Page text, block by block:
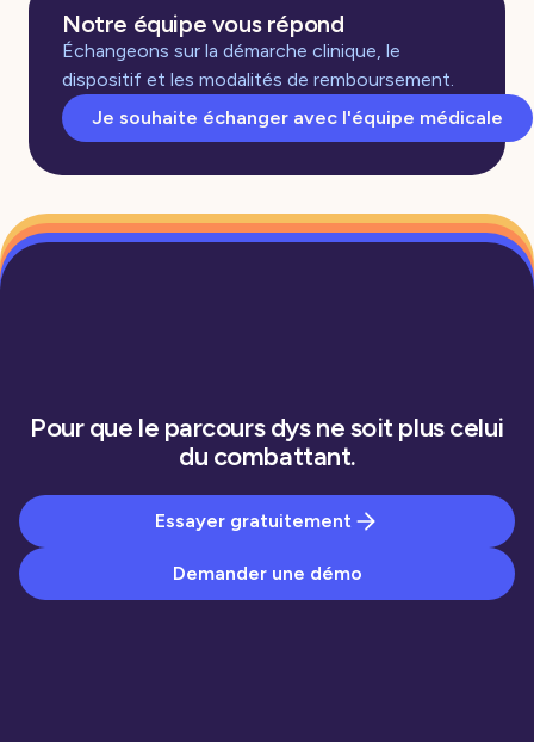
Notre équipe vous répond
Échangeons sur la démarche clinique, le
dispositif et les modalités de remboursement.
Je souhaite échanger avec l'équipe médicale
Pour que le parcours dys ne soit plus celui
du combattant.
Essayer gratuitement
Demander une démo